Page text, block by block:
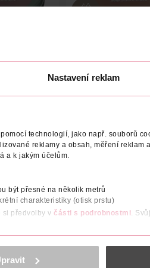
Nastavení reklam
technologií, jako např. souborů
reklamy a obsah, měření reklam
a k jakým účelům.
být přesné na několik metrů
charakteristiky (otisk prstu)
si předvolby v části s podrobnostmi.
analýze návštěvnosti, které
DO KOŠÍKU